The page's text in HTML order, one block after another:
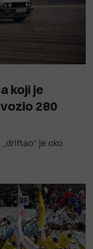
koji je
280
je oko